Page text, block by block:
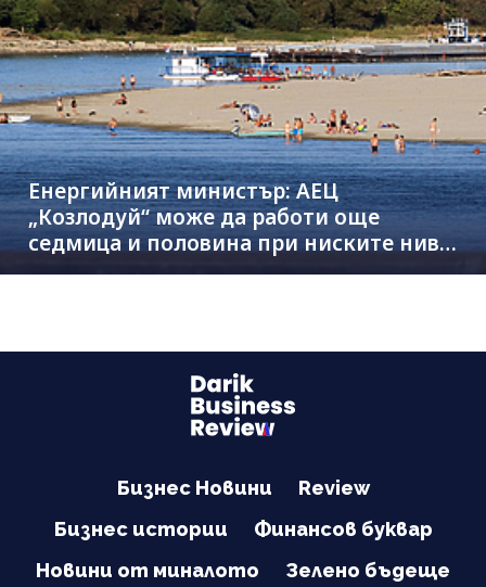
Енергийният министър: АЕЦ
„Козлодуй“ може да работи още
седмица и половина при ниските нива
на Дунав
Бизнес Новини
Review
Бизнес истории
Финансов буквар
Новини от миналото
Зелено бъдеще